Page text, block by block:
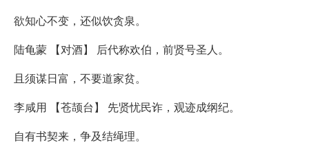
欲知心不变，还似饮贪泉。
陆龟蒙 【对酒】 后代称欢伯，前贤号圣人。
且须谋日富，不要道家贫。
李咸用 【苍颉台】 先贤忧民诈，观迹成纲纪。
自有书契来，争及结绳理。